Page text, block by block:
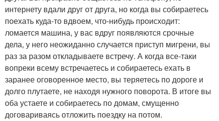
интернету вдали друг от друга, но когда вы собираетесь
поехать куда-то вдвоем, что-нибудь происходит:
ломается машина, у вас вдруг появляются срочные
дела, у него неожиданно случается приступ мигрени, вы
раз за разом откладываете встречу. А когда все-таки
вопреки всему встречаетесь и собираетесь ехать в
заранее оговоренное место, вы теряетесь по дороге и
долго плутаете, не находя нужного поворота. В итоге вы
оба устаете и собираетесь по домам, смущенно
договариваясь отложить поездку на потом.